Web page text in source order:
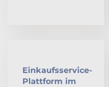
Einkaufsservice-
Plattform im